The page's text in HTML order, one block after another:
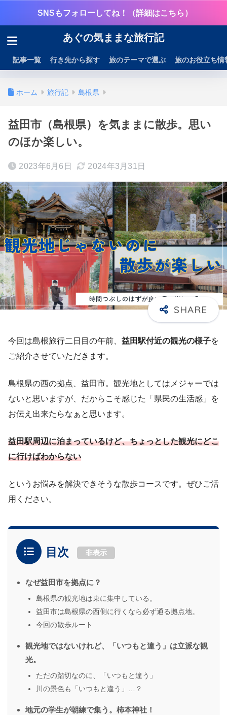
SNSもフォローしてね！（詳細はこちら）
あぐの気ままな旅行記
記事一覧 行き先から探す 旅のテーマで選ぶ 旅のお役立ち情
ホーム 旅行記 島根県
益田市（島根県）を気ままに散歩。思い
のほか楽しい。
2023年6月6日 2024年3月31日
今回は島根旅行二日目の午前、 益田駅付近の観光の様子を
ご紹介させていただきます。
島根県の西の拠点、益田市。観光地としてはメジャーでは
ないと思いますが、だからこそ感じた「県民の生活感」を
お伝え出来たらなぁと思います。
益田駅周辺に泊まっているけど、ちょっとした観光にどこ
に行けばわからない
というお悩みを解決できそうな散歩コースです。ぜひご活
用ください。
目次 非表示
なぜ益田市を拠点に？
島根県の観光地は東に集中している。
益田市は島根県の西側に行くなら必ず通る拠点地。
今回の散歩ルート
観光地ではないけれど、「いつもと違う」は立派な観
光。
ただの踏切なのに、「いつもと違う」
川の景色も「いつもと違う」…？
地元の学生が朝練で集う。柿本神社！